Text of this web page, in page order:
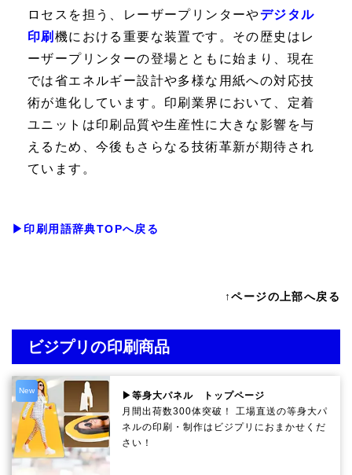
ロセスを担う、レーザープリンターやデジタル
印刷 機における重要な装置です。その歴史はレ
ーザープリンターの登場とともに始まり、現在
では省エネルギー設計や多様な用紙への対応技
術が進化しています。印刷業界において、定着
ユニットは印刷品質や生産性に大きな影響を与
えるため、今後もさらなる技術革新が期待され
ています。
▶印刷用語辞典TOPへ戻る
↑ページの上部へ戻る
ビジプリの印刷商品
New
▶等身大パネル トップページ
月間出荷数300体突破！ 工場直送の等身大パ
ネルの印刷・制作は ビジプリ におまかせくだ
さい！